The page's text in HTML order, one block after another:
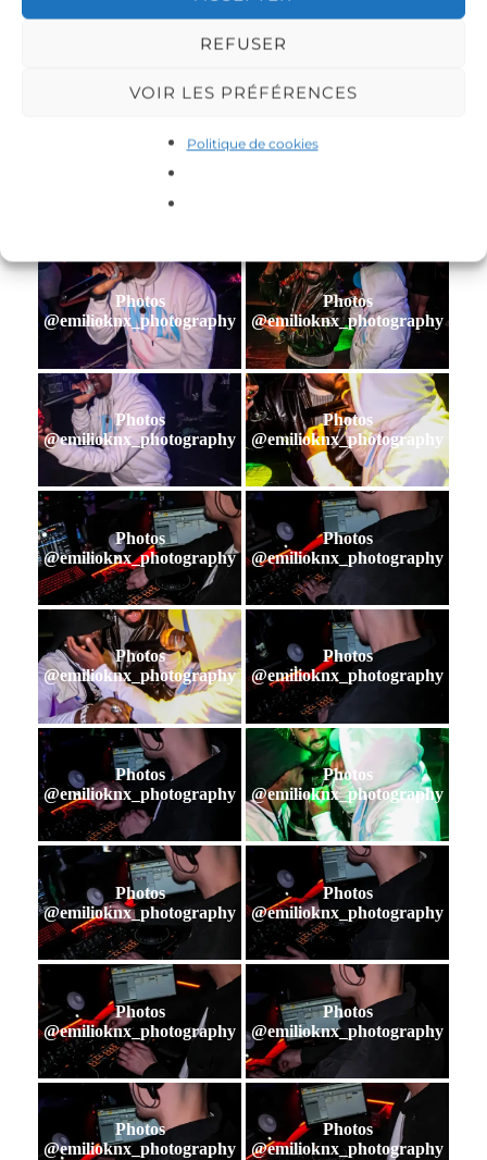
REFUSER
VOIR LES PRÉFÉRENCES
Politique de cookies
@emilioknx_photography
@emilioknx_photography
@emilioknx_photography
Photos
@emilioknx_photography
Photos
@emilioknx_photography
Photos
@emilioknx_photography
Photos
@emilioknx_photography
Photos
@emilioknx_photography
Photos
@emilioknx_photography
Photos
@emilioknx_photography
Photos
@emilioknx_photography
Photos
@emilioknx_photography
Photos
@emilioknx_photography
Photos
@emilioknx_photography
Photos
@emilioknx_photography
Photos
@emilioknx_photography
Photos
@emilioknx_photography
Photos
@emilioknx_photography
Photos
@emilioknx_photography